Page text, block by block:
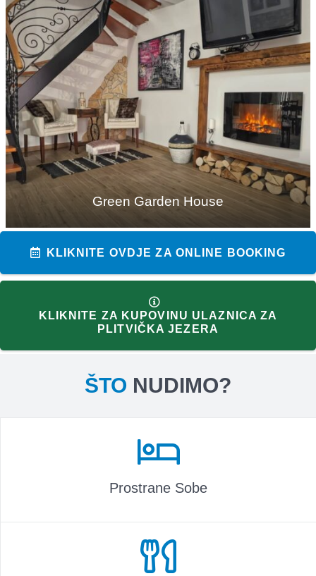
Green Garden House
KLIKNITE OVDJE ZA ONLINE BOOKING
KLIKNITE ZA KUPOVINU ULAZNICA ZA
PLITVIČKA JEZERA
ŠTO NUDIMO?
Prostrane Sobe